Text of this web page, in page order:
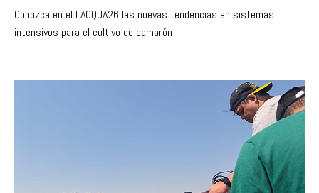
Conozca en el LACQUA26 las nuevas tendencias en sistemas
intensivos para el cultivo de camarón